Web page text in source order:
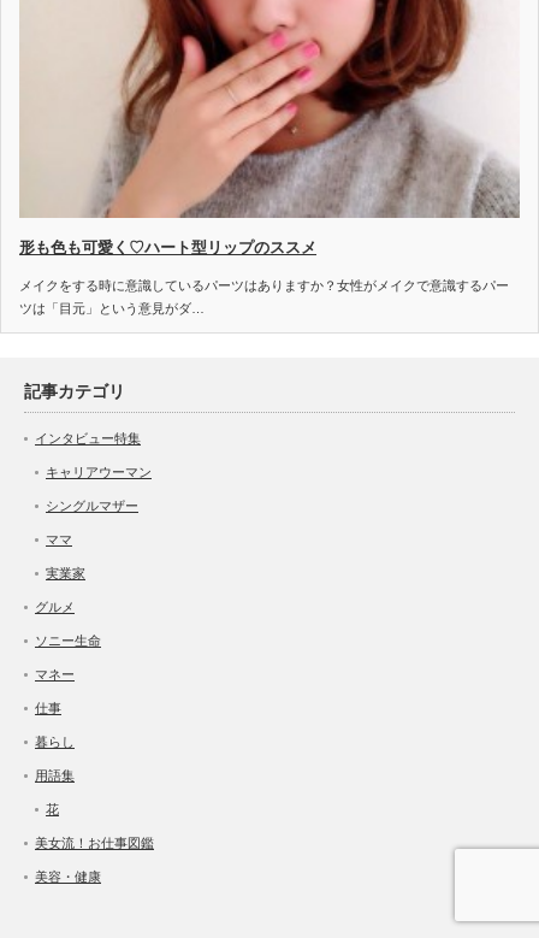
形も色も可愛く♡ハート型リップのススメ
メイクをする時に意識しているパーツはありますか？女性がメイクで意識するパー
ツは「目元」という意見がダ…
記事カテゴリ
インタビュー特集
キャリアウーマン
シングルマザー
ママ
実業家
グルメ
ソニー生命
マネー
仕事
暮らし
用語集
花
美女流！お仕事図鑑
美容・健康